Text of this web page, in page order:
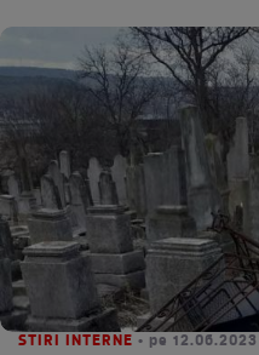
STIRI INTERNE • pe